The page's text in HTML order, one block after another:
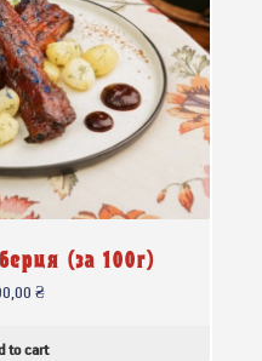
(за 100г)
₴
to cart